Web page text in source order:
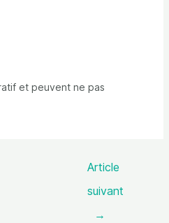
et peuvent ne pas
Article
suivant
→